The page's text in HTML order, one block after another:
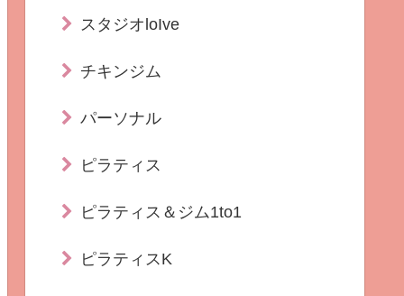
スタジオloIve
チキンジム
パーソナル
ピラティス
ピラティス＆ジム1to1
ピラティスK